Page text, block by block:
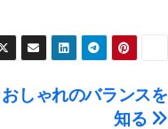
しゃれのバランスを
知る